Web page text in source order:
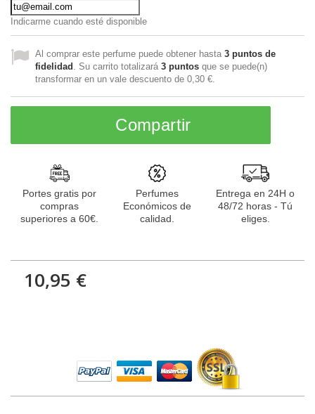
Indicarme cuando esté disponible
Al comprar este perfume puede obtener hasta 3 puntos de
fidelidad . Su carrito totalizará 3 puntos que se puede(n)
transformar en un vale descuento de 0,30 €
Compartir
Portes gratis por
compras
superiores a 60€.
Perfumes
Económicos de
calidad.
Entrega en 24H o
48/72 horas - Tú
eliges.
10,95 €